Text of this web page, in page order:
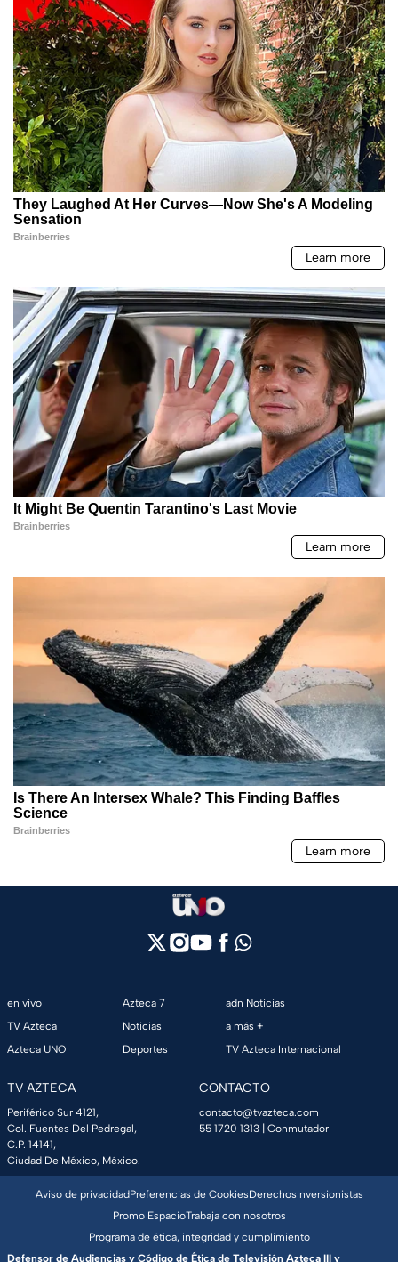
en vivo
TV Azteca
Azteca UNO
Azteca 7
Noticias
Deportes
adn Noticias
a más +
TV Azteca Internacional
TV AZTECA
Periférico Sur 4121,
Col. Fuentes Del Pedregal,
C.P. 14141,
Ciudad De México, México.
CONTACTO
contacto@tvazteca.com
55 1720 1313 | Conmutador
Aviso de privacidadPreferencias de CookiesDerechosInversionistas
Promo EspacioTrabaja con nosotros
Programa de ética, integridad y cumplimiento
Defensor de Audiencias y Código de Ética de Televisión Azteca III y